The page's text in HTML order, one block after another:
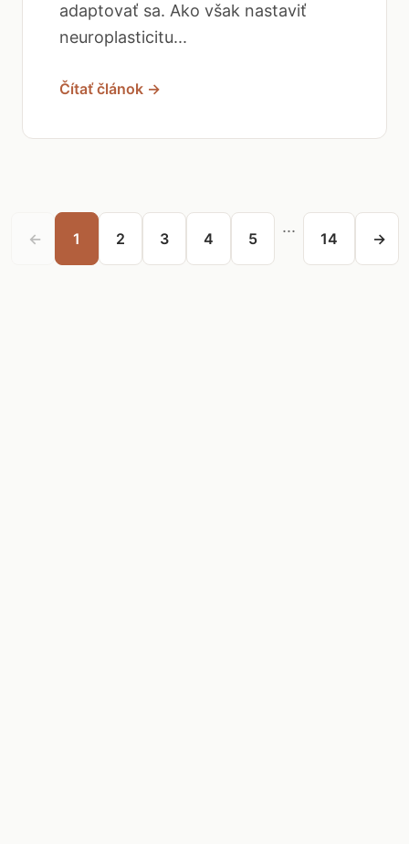
adaptovať sa. Ako však nastaviť
neuroplasticitu...
Čítať článok →
← 1 2 3 4 5
...
14 →